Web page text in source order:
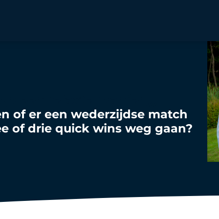
of er een wederzijdse match
of drie quick wins weg gaan?